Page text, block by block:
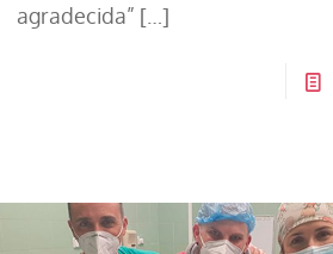
agradecida” […]